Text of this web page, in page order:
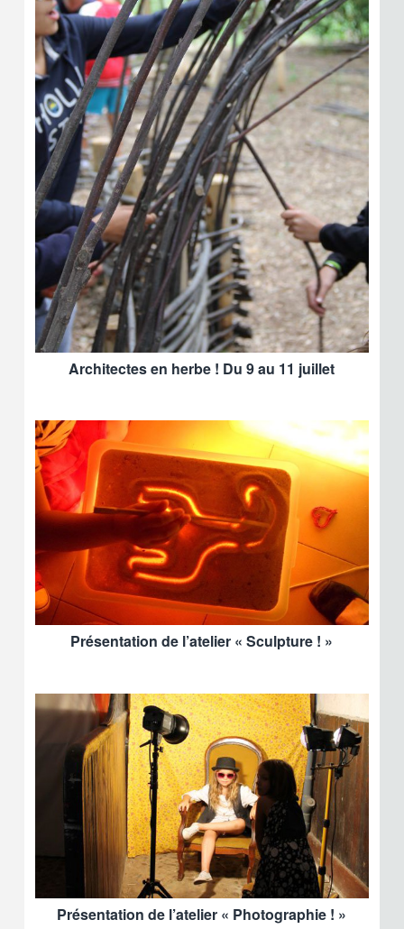
Architectes en herbe ! Du 9 au 11 juillet
Présentation de l’atelier « Sculpture ! »
Présentation de l’atelier « Photographie ! »